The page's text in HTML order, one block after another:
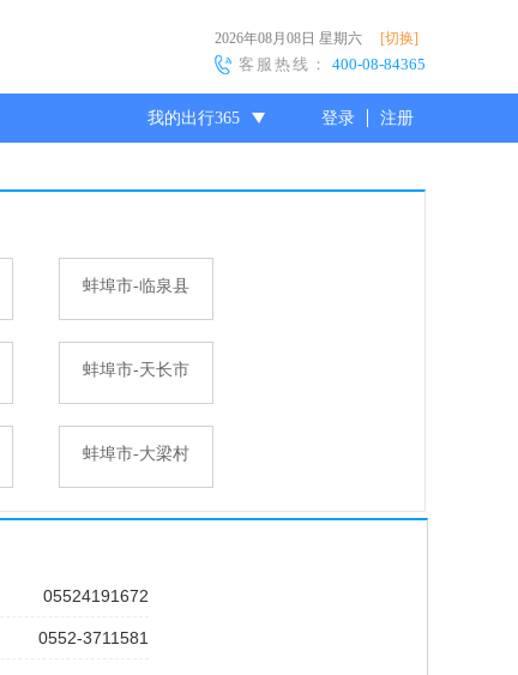
2026年08月08日 星期六 [切换]
客服热线： 400-08-84365
我的出行365 登录 注册
蚌埠市-临泉县
蚌埠市-天长市
蚌埠市-大梁村
05524191672
0552-3711581